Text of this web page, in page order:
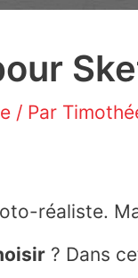
/ Par
réaliste.
? Dans